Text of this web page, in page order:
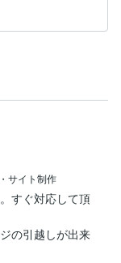
サイト制作
すぐ対応して頂
の引越しが出来